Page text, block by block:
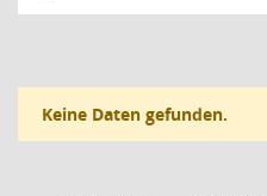
Keine Daten gefunden.